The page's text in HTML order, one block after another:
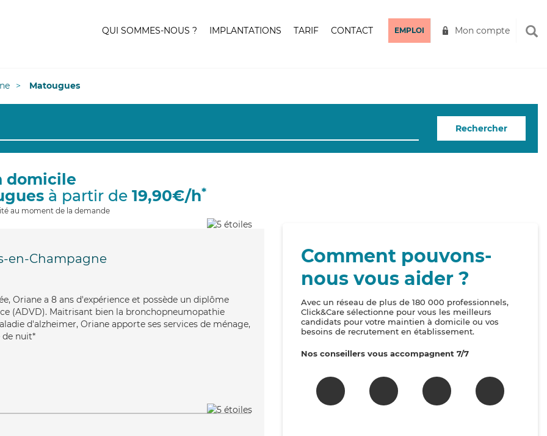
QUI SOMMES-NOUS ? IMPLANTATIONS TARIF CONTACT EMPLOI Mon compte
Matougues
Rechercher
domicile
à partir de 19,90€/h*
au moment de la demande
en-Champagne
Oriane a 8 ans d'expérience et possède un diplôme
(ADVD). Maitrisant bien la bronchopneumopathie
d'alzheimer, Oriane apporte ses services de ménage,
de nuit*
Comment pouvons-
nous vous aider ?
Avec un réseau de plus de 180 000 professionnels,
Click&Care sélectionne pour vous les meilleurs
candidats pour votre maintien à domicile ou vos
besoins de recrutement en établissement.
Nos conseillers vous accompagnent 7/7